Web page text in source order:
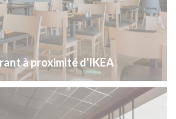
à proximité d'IKEA